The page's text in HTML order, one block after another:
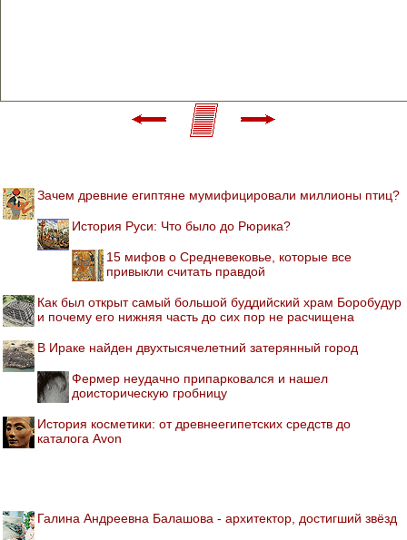
Зачем древние египтяне мумифицировали миллионы птиц?
История Руси: Что было до Рюрика?
15 мифов о Средневековье, которые все
привыкли считать правдой
Как был открыт самый большой буддийский храм Боробудур
и почему его нижняя часть до сих пор не расчищена
В Ираке найден двухтысячелетний затерянный город
Фермер неудачно припарковался и нашел
доисторическую гробницу
История косметики: от древнеегипетских средств до
каталога Avon
Галина Андреевна Балашова - архитектор, достигший звёзд